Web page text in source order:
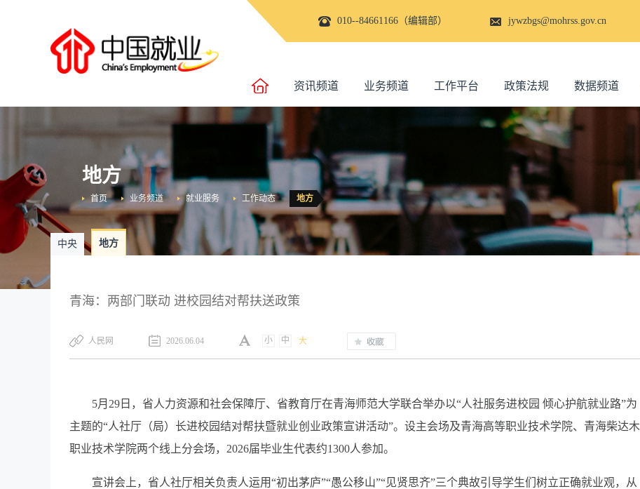
010--84661166（编辑部） jywzbgs@mohrss.gov.cn
资讯频道 业务频道 工作平台 政策法规 数据频道
地方
地方
工作动态
就业服务
业务频道
首页
中央 地方
青海：两部门联动 进校园结对帮扶送政策
​人民网 2026.06.04 小 中 大
5月29日，省人力资源和社会保障厅、省教育厅在青海师范大学联合举办以“人社服务进校园 倾心护航就业路”为
主题的“人社厅（局）长进校园结对帮扶暨就业创业政策宣讲活动”。设主会场及青海高等职业技术学院、青海柴达木
职业技术学院两个线上分会场，2026届毕业生代表约1300人参加。
宣讲会上，省人社厅相关负责人运用“初出茅庐”“愚公移山”“见贤思齐”三个典故引导学生们树立正确就业观，从